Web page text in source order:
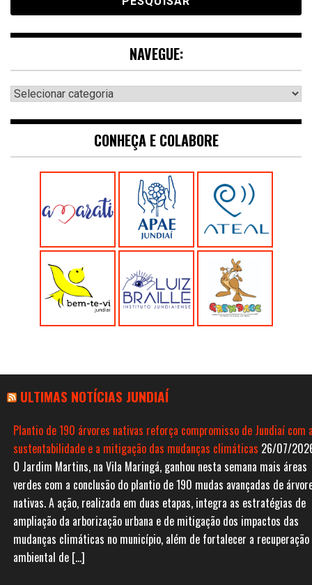
NAVEGUE:
Navegue:
CONHEÇA E COLABORE
ULTIMAS NOTÍCIAS JUNDIAÍ
Plantio de 190 árvores nativas reforça compromisso de Jundiaí com
sustentabilidade e a mitigação das mudanças climáticas 26/07/
O Jardim Martins, na Vila Maringá, ganhou nesta semana mais áreas
verdes com a conclusão do plantio de 190 mudas avançadas de
nativas. A ação, realizada em duas etapas, integra as estratégias de
ampliação da arborização urbana e de mitigação dos impactos das
mudanças climáticas no município, além de fortalecer a recuperação
ambiental de […]